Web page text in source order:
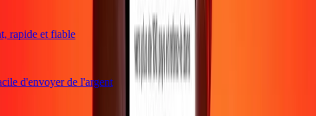
et fiable
d'envoyer de l'argent